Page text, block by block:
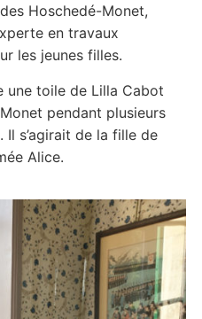
Hoschedé-Monet,
en travaux
les jeunes filles.
une toile de Lilla Cabot
pendant plusieurs
Il s’agirait de la fille de
Alice.